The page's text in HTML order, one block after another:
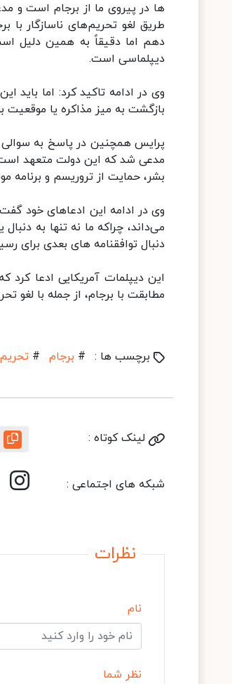
ها در پیروی ما از برجام است و
طریق لغو تحریم‌های ناسازگار
دهم اما دقیقاً به همین دلیل
دیپلماسی است.
وی در ادامه تاکید کرد: اما باید
بازگشت به میز مذاکره یا
پرایس همچنین در پاسخ به سوالی
مدعی شد که این دولت متعهد است
بشر، حمایت از تروریسم و
وی در ادامه این ادعاهای خود
می‌داند، چراکه ما نه تنها به
دنبال توافقنامه های بعدی برای
این دیپلمات آمریکایی ادعا
مطابقت با برجام، از جمله با لغو
برچسب ها : # برجام #
لینک کوتاه :
شبکه های اجتماعی :
نظرات
نام
نظر شما